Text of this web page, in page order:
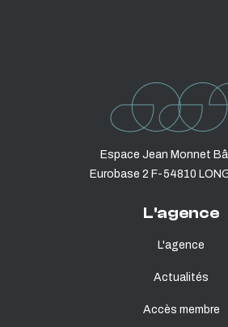
Espace Jean Monnet
Eurobase 2 F-54810
L'agence
L'agence
Actualités
Accès membre